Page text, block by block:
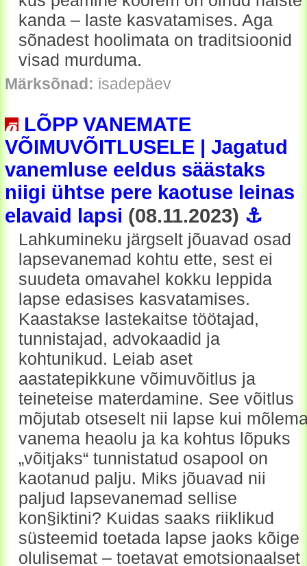
kanda – laste kasvatamises. Aga
sõnadest hoolimata on traditsioonid
visad murduma.
Märksõnad: isadepäev
LÕPP VANEMATE
VÕIMUVÕITLUSELE | Jagatud
vanemluse eeldus säästaks
niigi ühtse pere kaotuse leinas
elavaid lapsi (08.11.2023) ⚓
Lahkumineku järgselt jõuavad osad
lapsevanemad kohtu ette, sest ei
suudeta omavahel kokku leppida
lapse edasises kasvatamises.
Kaastakse lastekaitse töötajad,
tunnistajad, advokaadid ja
kohtunikud. Leiab aset
aastatepikkune võimuvõitlus ja
teineteise materdamine. See võitlus
mõjutab otseselt nii lapse kui
vanema heaolu ja ka kohtus lõpuks
„võitjaks“ tunnistatud osapool on
kaotanud palju. Miks jõuavad nii
paljud lapsevanemad sellise
kon§iktini? Kuidas saaks riiklikud
süsteemid toetada lapse jaoks kõige
olulisemat – toetavat emotsionaalset